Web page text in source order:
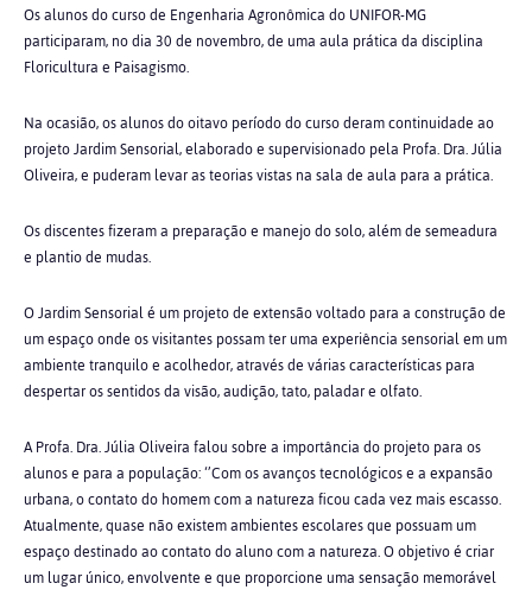
Os alunos do curso de Engenharia Agronômica do UNIFOR-MG
participaram, no dia 30 de novembro, de uma aula prática da disciplina
Floricultura e Paisagismo.
Na ocasião, os alunos do oitavo período do curso deram continuidade ao
projeto Jardim Sensorial, elaborado e supervisionado pela Profa. Dra. Júlia
Oliveira, e puderam levar as teorias vistas na sala de aula para a prática.
Os discentes fizeram a preparação e manejo do solo, além de semeadura
e plantio de mudas.
O Jardim Sensorial é um projeto de extensão voltado para a construção de
um espaço onde os visitantes possam ter uma experiência sensorial em um
ambiente tranquilo e acolhedor, através de várias características para
despertar os sentidos da visão, audição, tato, paladar e olfato.
A Profa. Dra. Júlia Oliveira falou sobre a importância do projeto para os
alunos e para a população: ‘’Com os avanços tecnológicos e a expansão
urbana, o contato do homem com a natureza ficou cada vez mais escasso.
Atualmente, quase não existem ambientes escolares que possuam um
espaço destinado ao contato do aluno com a natureza. O objetivo é criar
um lugar único, envolvente e que proporcione uma sensação memorável